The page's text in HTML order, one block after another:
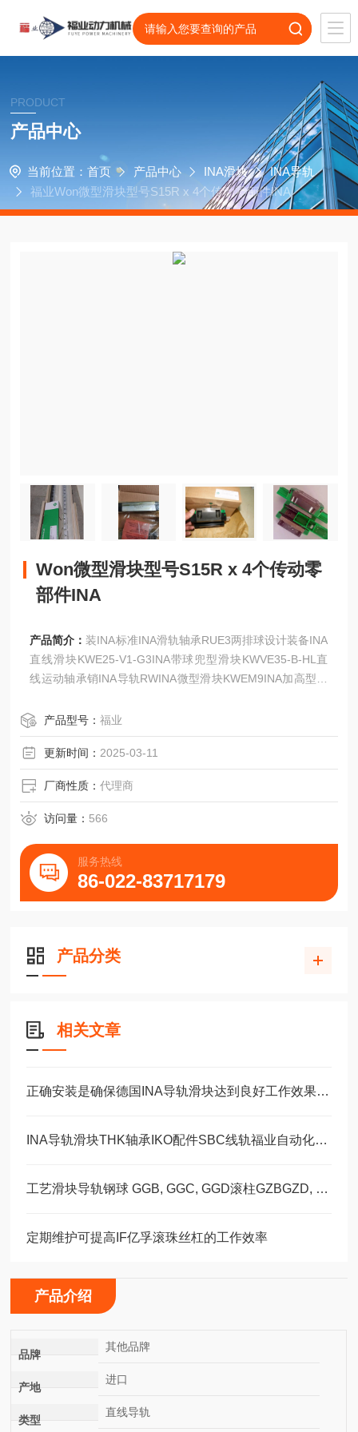
PRODUCT
产品中心
当前位置： 首页 产品中心 INA滑块
INA导轨
福业Won微型滑块型号S15R x 4个传动零部件INA
Won微型滑块型号S15R x 4个传动零
部件INA
产品简介： 装INA标准INA滑轨轴承RUE3两排球设计装备INA
直线滑块KWE25-V1-G3INA带球兜型滑块KWVE35-B-HL直
线运动轴承销INA导轨RWINA微型滑块KWEM9INA加高型滑
Won微型滑块型号S15R x 4个传动零部件INA
产品型号：福业
更新时间： 2025-03-11
厂商性质：代理商
访问量： 566
服务热线
86-022-83717179
产品分类
相关文章
正确安装是确保德国INA导轨滑块达到良好工作效果的关键
INA导轨滑块THK轴承IKO配件SBC线轨福业自动化选型
工艺滑块导轨钢球 GGB, GGC, GGD滚柱GZBGZD, GZV，GGBC/GZBC
定期维护可提高IF亿孚滚珠丝杠的工作效率
产品介绍
品牌
其他品牌
产地
进口
类型
直线导轨